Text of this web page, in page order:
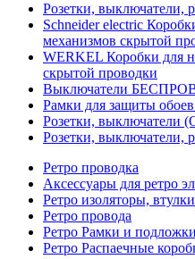
Розетки, выключатели,
Schneider electric
механизмов скрытой
WERKEL Коробки для
скрытой проводки
Выключатели
Рамки для защиты
Розетки,
Розетки,
Ретро проводка
Аксессуары для ретро
Ретро изоляторы,
Ретро провода
Ретро Рамки и подложки
Ретро Распаечные